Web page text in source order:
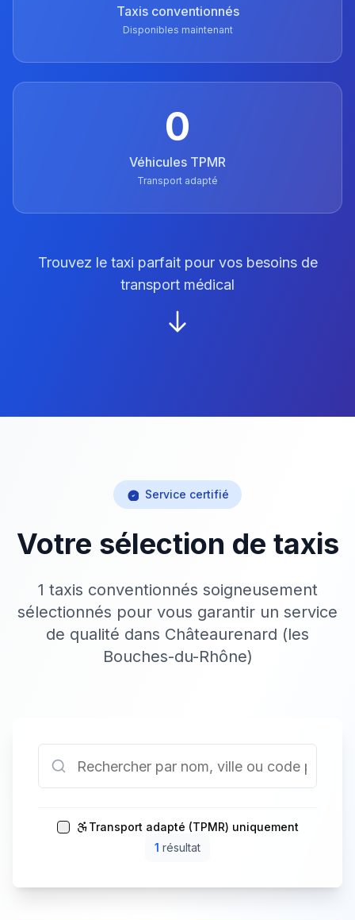
Taxis conventionnés
Disponibles maintenant
0
Véhicules TPMR
Transport adapté
Trouvez le taxi parfait pour vos besoins de
transport médical
Service certifié
Votre sélection de taxis
1 taxis conventionnés soigneusement
sélectionnés pour vous garantir un service
de qualité dans Châteaurenard (les
Bouches-du-Rhône)
Transport adapté (TPMR) uniquement
1 résultat